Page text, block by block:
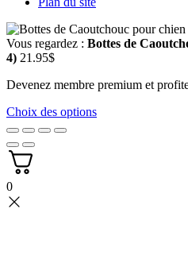
Vous regardez : Bottes de
4) 21.95$
Devenez membre premium et
Choix des options
0